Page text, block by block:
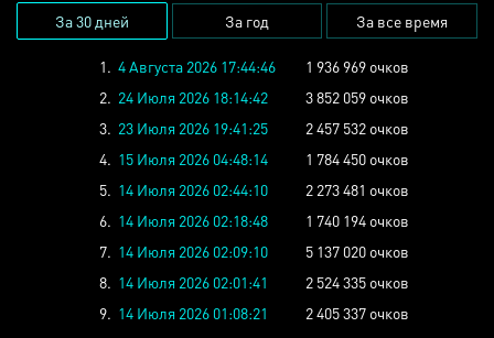
За 30 дней За год За все время
1. 4 Августа 2026 17:44:46
1 936 969 очков
2. 24 Июля 2026 18:14:42
3 852 059 очков
3. 23 Июля 2026 19:41:25
2 457 532 очков
4. 15 Июля 2026 04:48:14
1 784 450 очков
5. 14 Июля 2026 02:44:10
2 273 481 очков
6. 14 Июля 2026 02:18:48
1 740 194 очков
7. 14 Июля 2026 02:09:10
5 137 020 очков
8. 14 Июля 2026 02:01:41
2 524 335 очков
9. 14 Июля 2026 01:08:21
2 405 337 очков